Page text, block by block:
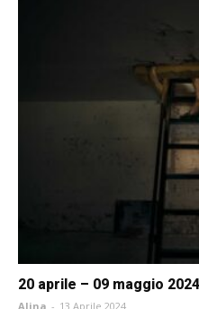
20 aprile – 09 maggio
Alina - 13 Aprile 2024